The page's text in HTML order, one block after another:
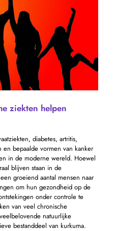
ziekten helpen
diabetes, artritis,
bepaalde vormen van kanker
in de moderne wereld. Hoewel
blijven staan ​​in de
groeiend aantal mensen naar
om hun gezondheid op de
onder controle te
van veel chronische
natuurlijke
bestanddeel van kurkuma.